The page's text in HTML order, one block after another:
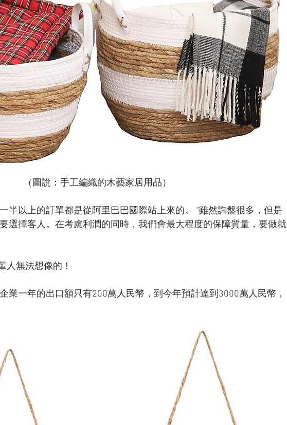
（圖說：手工編織的木藝家居用品）
半以上的訂單都是從阿里巴巴國際站上來的。 “雖然詢盤很多，但是
選擇客人。在考慮利潤的同時，我們會最大程度的保障質量，要做就
人無法想像的！
業一年的出口額只有200萬人民幣，到今年預計達到3000萬人民幣，